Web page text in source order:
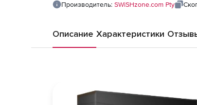
Производитель: SWiSHzone.com Pty
Описание Характеристики